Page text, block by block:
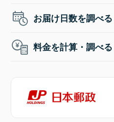
お届け日数を調べる
料金を計算・調べる